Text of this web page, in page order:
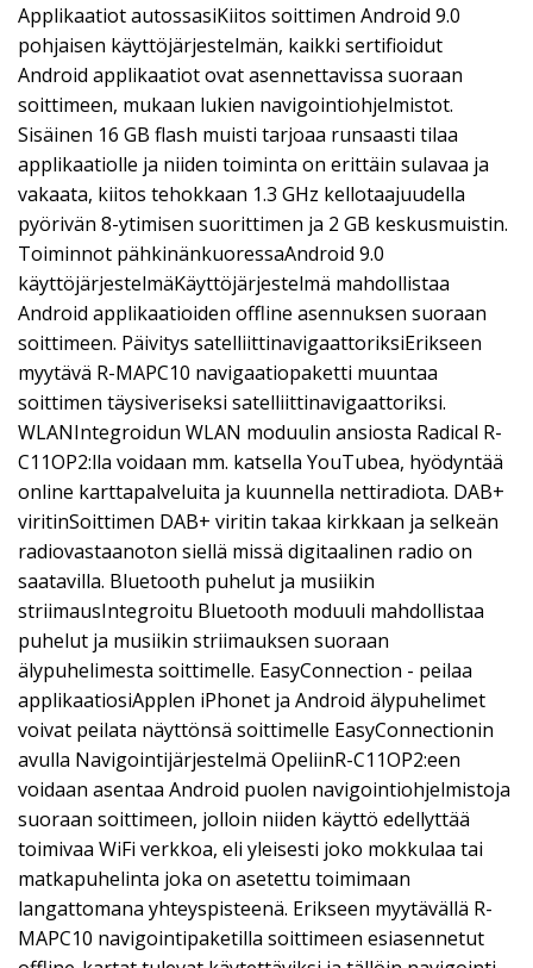
Applikaatiot autossasiKiitos soittimen Android 9.0
pohjaisen käyttöjärjestelmän, kaikki sertifioidut
Android applikaatiot ovat asennettavissa suoraan
soittimeen, mukaan lukien navigointiohjelmistot.
Sisäinen 16 GB flash muisti tarjoaa runsaasti tilaa
applikaatiolle ja niiden toiminta on erittäin sulavaa ja
vakaata, kiitos tehokkaan 1.3 GHz kellotaajuudella
pyörivän 8-ytimisen suorittimen ja 2 GB keskusmuistin.
Toiminnot pähkinänkuoressaAndroid 9.0
käyttöjärjestelmäKäyttöjärjestelmä mahdollistaa
Android applikaatioiden offline asennuksen suoraan
soittimeen. Päivitys satelliittinavigaattoriksiErikseen
myytävä R-MAPC10 navigaatiopaketti muuntaa
soittimen täysiveriseksi satelliittinavigaattoriksi.
WLANIntegroidun WLAN moduulin ansiosta Radical R-
C11OP2:lla voidaan mm. katsella YouTubea, hyödyntää
online karttapalveluita ja kuunnella nettiradiota. DAB+
viritinSoittimen DAB+ viritin takaa kirkkaan ja selkeän
radiovastaanoton siellä missä digitaalinen radio on
saatavilla. Bluetooth puhelut ja musiikin
striimausIntegroitu Bluetooth moduuli mahdollistaa
puhelut ja musiikin striimauksen suoraan
älypuhelimesta soittimelle. EasyConnection - peilaa
applikaatiosiApplen iPhonet ja Android älypuhelimet
voivat peilata näyttönsä soittimelle EasyConnectionin
avulla Navigointijärjestelmä OpeliinR-C11OP2:een
voidaan asentaa Android puolen navigointiohjelmistoja
suoraan soittimeen, jolloin niiden käyttö edellyttää
toimivaa WiFi verkkoa, eli yleisesti joko mokkulaa tai
matkapuhelinta joka on asetettu toimimaan
langattomana yhteyspisteenä. Erikseen myytävällä R-
MAPC10 navigointipaketilla soittimeen esiasennetut